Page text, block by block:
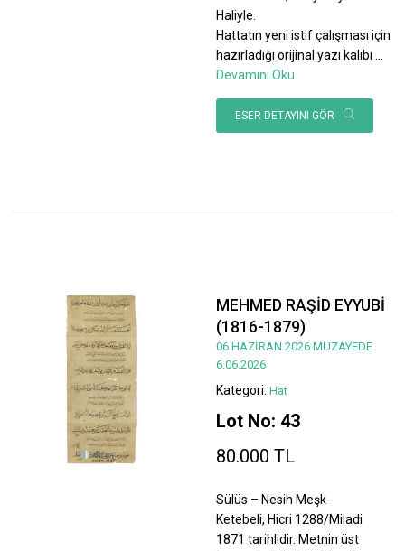
Haliyle.
Hattatın yeni istif çalışması için
hazırladığı orijinal yazı kalıbı
Devamını Oku
ESER DETAYINI GÖR
MEHMED RAŞİD EYYUBİ
(1816-1879)
06 HAZİRAN 2026 MÜZAYEDE
6.06.2026
Kategori: Hat
Lot No: 43
80.000 TL
Sülüs – Nesih Meşk
Ketebeli, Hicri 1288/Miladi
1871 tarihlidir. Metnin üst